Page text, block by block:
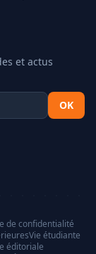
et actus
OK
de confidentialité
Vie étudiante
éditoriale